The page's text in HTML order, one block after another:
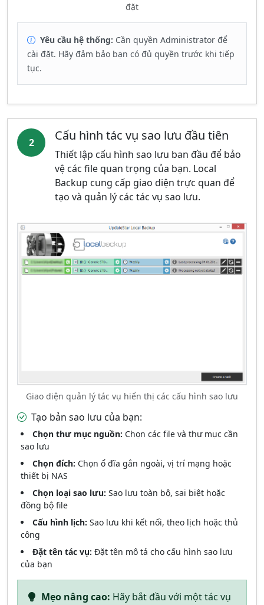
đặt
Yêu cầu hệ thống: Cần quyền Administrator để
cài đặt. Hãy đảm bảo bạn có đủ quyền trước khi tiếp
tục.
2 Cấu hình tác vụ sao lưu đầu tiên
Thiết lập cấu hình sao lưu ban đầu để bảo
vệ các file quan trọng của bạn. Local
Backup cung cấp giao diện trực quan để
tạo và quản lý các tác vụ sao lưu.
Giao diện quản lý tác vụ hiển thị các cấu hình sao lưu
Tạo bản sao lưu của bạn:
Chọn thư mục nguồn: Chọn các file và thư mục cần
sao lưu
Chọn đích: Chọn ổ đĩa gắn ngoài, vị trí mạng hoặc
thiết bị NAS
Chọn loại sao lưu: Sao lưu toàn bộ, sai biệt hoặc
đồng bộ file
Cấu hình lịch: Sao lưu khi kết nối, theo lịch hoặc thủ
công
Đặt tên tác vụ: Đặt tên mô tả cho cấu hình sao lưu
của bạn
Mẹo nâng cao: Hãy bắt đầu với một tác vụ